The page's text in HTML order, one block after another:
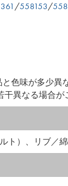
/558153 /
色味が多少異
異なる場合が
ト）、リブ／